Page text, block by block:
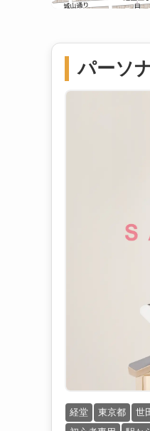
パーソ
経堂 東京都 世